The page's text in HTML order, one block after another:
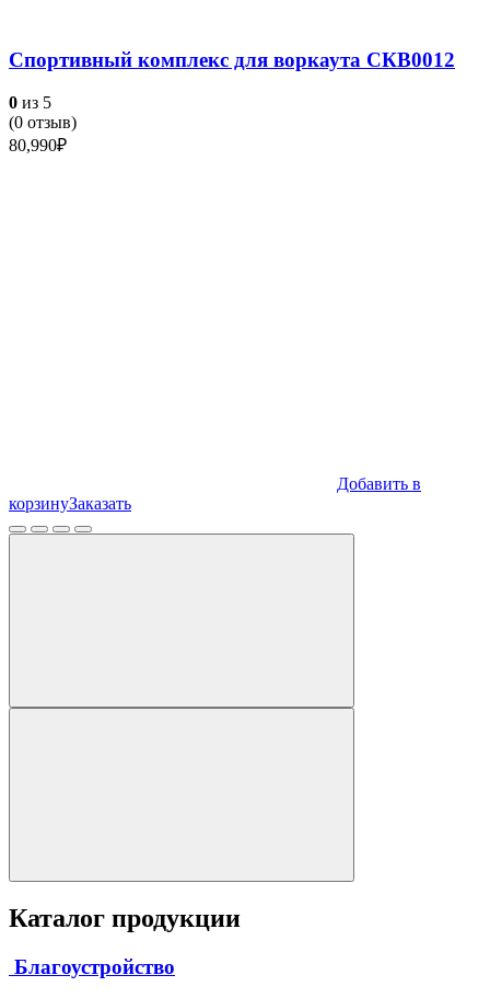
Спортивный комплекс для воркаута СКВ0012
0 из 5
(0 отзыв)
80,990₽
Добавить в
корзинуЗаказать
Каталог продукции
Благоустройство